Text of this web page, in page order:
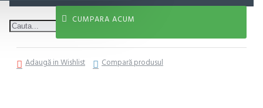
CUMPARA ACUM
Adaugă in Wishlist Compară produsul